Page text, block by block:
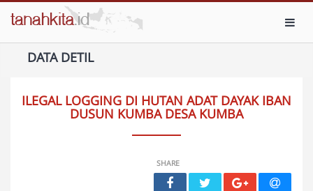
DATA DETIL
ILEGAL LOGGING DI HUTAN ADAT DAYAK IBAN
DUSUN KUMBA DESA KUMBA
SHARE